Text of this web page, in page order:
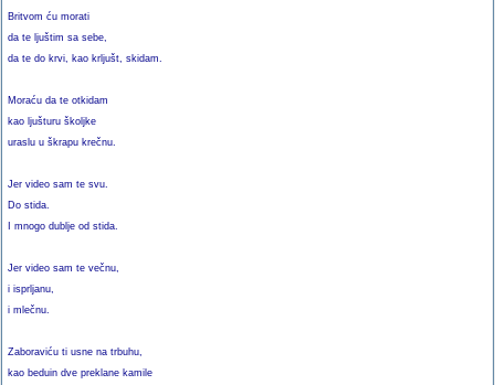
Britvom ću morati
da te ljuštim sa sebe,
da te do krvi, kao krljušt, skidam.
Moraću da te otkidam
kao ljušturu školjke
uraslu u škrapu krečnu.
Jer video sam te svu.
Do stida.
I mnogo dublje od stida.
Jer video sam te večnu,
i isprljanu,
i mlečnu.
Zaboraviću ti usne na trbuhu,
kao beduin dve preklane kamile